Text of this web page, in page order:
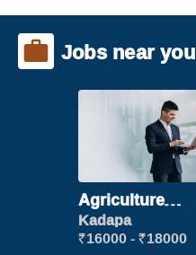
Jobs near you
Agriculture
Labour
Kadapa
₹16000 - ₹18000